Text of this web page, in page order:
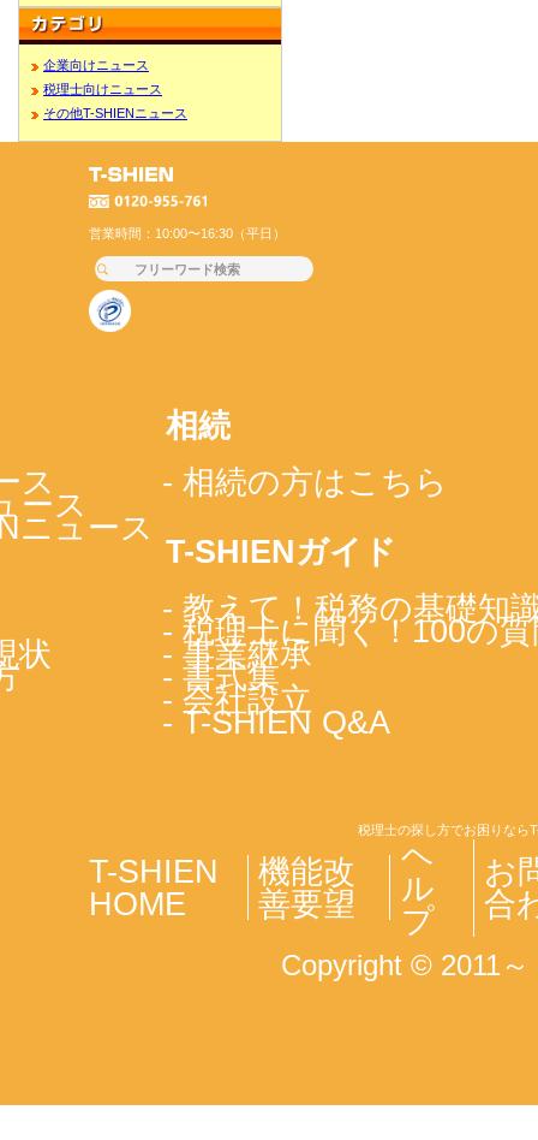
企業向けニュース
税理士向けニュース
その他T-SHIENニュース
営業時間：10:00〜16:30（平日）
ス
ース
ニュース
状
相続
- 相続の方はこちら
T-SHIENガイド
- 教えて！税務の基礎知
- 税理士に聞く！100の
- 事業継承
- 書式集
- 会社設立
- T-SHIEN Q&A
税理士の探し方でお困りなら
T-SHIEN
HOME
機能改
善要望
ヘ
ル
プ
お
合
Copyright © 2011